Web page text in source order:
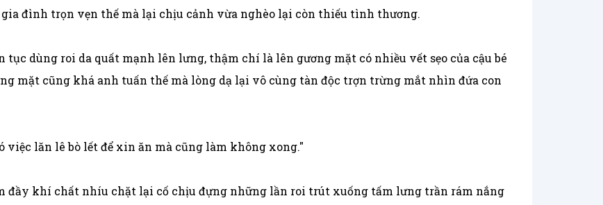
đình trọn vẹn thế mà lại chịu cảnh vừa nghèo lại còn thiếu tình thương.
dùng roi da quất mạnh lên lưng, thậm chí là lên gương mặt có nhiều vết sẹo của cậu bé
mặt cũng khá anh tuấn thế mà lòng dạ lại vô cùng tàn độc trợn trừng mắt nhìn đứa con
việc lăn lê bò lết để xin ăn mà cũng làm không xong."
đầy khí chất nhíu chặt lại cố chịu đựng những lần roi trút xuống tấm lưng trần rám nắng